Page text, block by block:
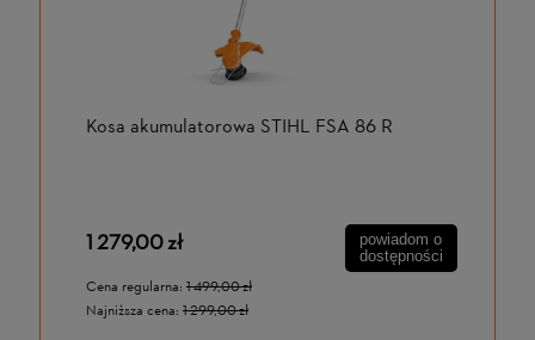
Kosa akumulatorowa STIHL FSA 86 R
1 279,00 zł
Cena regularna: 1 499,00 zł
Najniższa cena: 1 299,00 zł
powiadom o
dostępności